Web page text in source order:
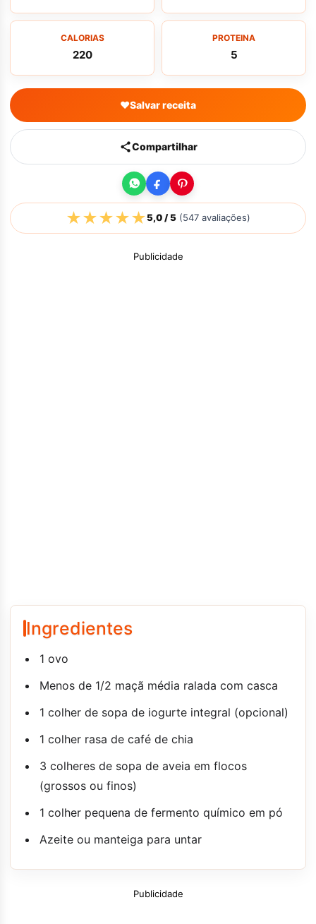
CALORIAS
220
PROTEINA
5
♥Salvar receita
Compartilhar
★★★★★5,0/ 5 (547 avaliações)
Publicidade
Ingredientes
1 ovo
Menos de 1/2 maçã média ralada com casca
1 colher de sopa de iogurte integral (opcional)
1 colher rasa de café de chia
3 colheres de sopa de aveia em flocos
(grossos ou finos)
1 colher pequena de fermento químico em pó
Azeite ou manteiga para untar
Publicidade